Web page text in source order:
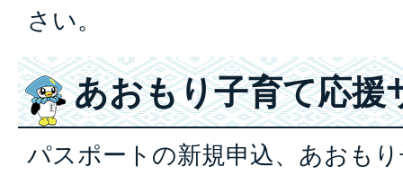
さい。
あおもり子育て応援
パスポートの新規申込、あおも